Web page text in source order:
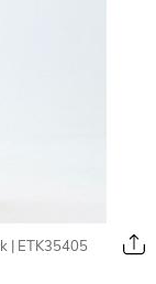
| ETK35405